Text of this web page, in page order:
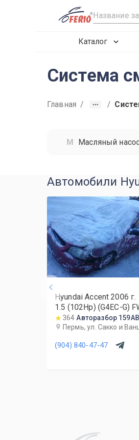
R
Каталог
Система
Главная / /
Масляный
Автомобили
Hyundai Accent 2006 г.
1.5 (102Hp) (G4EC-G)
364 Авторазбор
Пермь, ул. Сакко и
(904) 840-47-47